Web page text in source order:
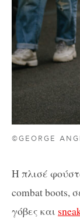
©GEORGE
Η πλισέ
combat boots,
γόβες και